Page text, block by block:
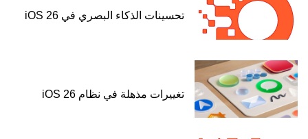
تحسينات الذكاء البصري في iOS 26
تغييرات مذهلة في نظام iOS 26